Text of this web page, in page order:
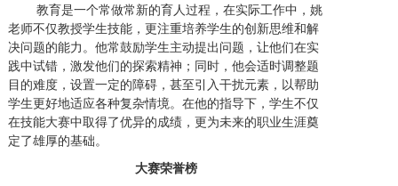
教育是一个常做常新的育人过程，在实际工作中，姚
老师不仅教授学生技能，更注重培养学生的创新思维和解
决问题的能力。他常鼓励学生主动提出问题，让他们在实
践中试错，激发他们的探索精神；同时，他会适时调整题
目的难度，设置一定的障碍，甚至引入干扰元素，以帮助
学生更好地适应各种复杂情境。在他的指导下，学生不仅
在技能大赛中取得了优异的成绩，更为未来的职业生涯奠
定了雄厚的基础。
大赛荣誉榜